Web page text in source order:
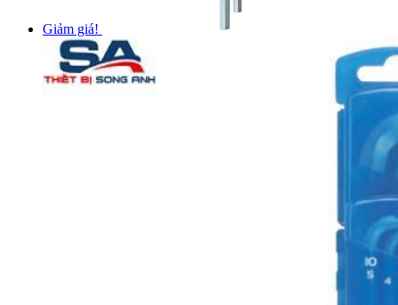
Giảm giá!